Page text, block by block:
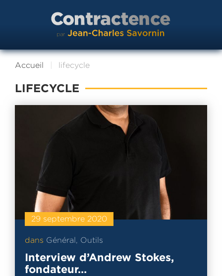
Accueil lifecycle
LIFECYCLE
29 septembre 2020
dans Général , Outils
Interview d’Andrew Stokes,
fondateur…